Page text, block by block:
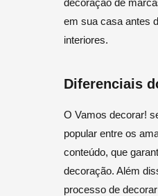
decoração de
em sua casa antes
interiores.
Diferenciais
O Vamos decorar!
popular entre os
conteúdo, que
decoração. Além
processo de